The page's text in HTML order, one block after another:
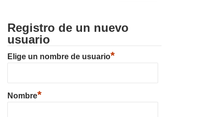
Registro de un nuevo
usuario
Elige un nombre de usuario*
Nombre*